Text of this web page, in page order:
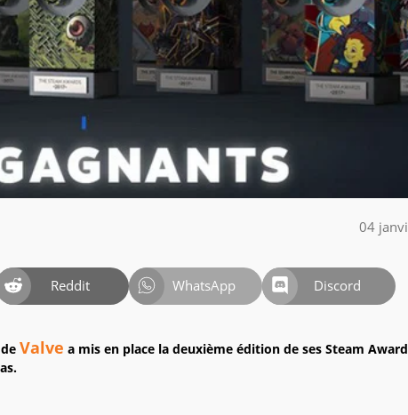
04
Reddit WhatsApp Discord
Valve a mis en place la deuxième édition de ses Steam